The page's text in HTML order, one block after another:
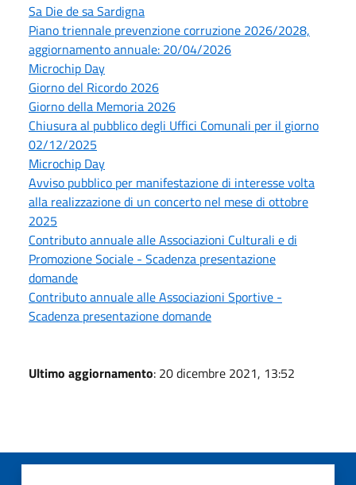
Sa Die de sa Sardigna
Piano triennale prevenzione corruzione 2026/2028,
aggiornamento annuale: 20/04/2026
Microchip Day
Giorno del Ricordo 2026
Giorno della Memoria 2026
Chiusura al pubblico degli Uffici Comunali per il giorno
02/12/2025
Microchip Day
Avviso pubblico per manifestazione di interesse volta
alla realizzazione di un concerto nel mese di ottobre
2025
Contributo annuale alle Associazioni Culturali e di
Promozione Sociale - Scadenza presentazione
domande
Contributo annuale alle Associazioni Sportive -
Scadenza presentazione domande
Ultimo aggiornamento: 20 dicembre 2021, 13:52